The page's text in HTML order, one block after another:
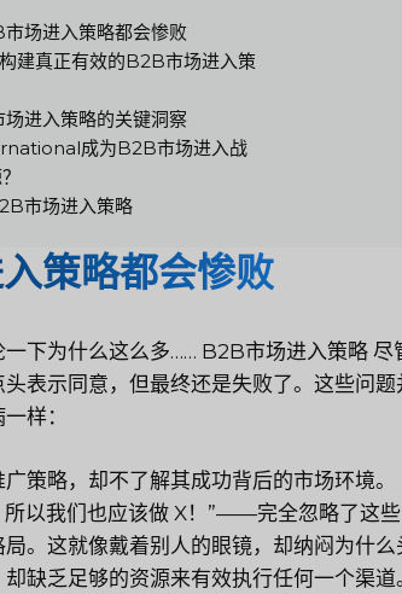
场进入策略都会惨败
建真正有效的B2B市场进入策
进入策略的关键洞察
成为B2B市场进入战
市场进入策略
策略都会惨败
下为什么这么多…… B2B市场进入策略 尽
表示同意，但最终还是失败了。这些问
样：
策略，却不了解其成功背后的市场环境。
我们也应该做 X！”——完全忽略了这些
。这就像戴着别人的眼镜，却纳闷为什么
缺乏足够的资源来有效执行任何一个渠